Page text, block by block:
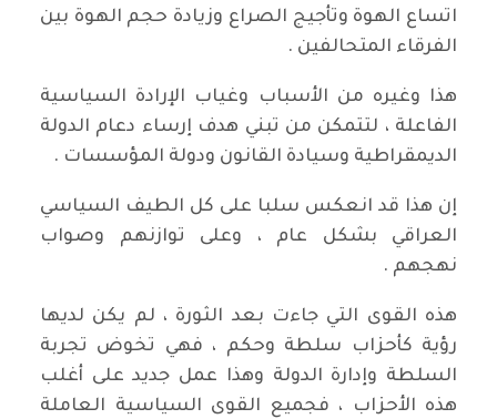
اتساع الهوة وتأجيج الصراع وزيادة حجم الهوة بين
الفرقاء المتحالفين .
هذا وغيره من الأسباب وغياب الإرادة السياسية
الفاعلة ، لتتمكن من تبني هدف إرساء دعام الدولة
الديمقراطية وسيادة القانون ودولة المؤسسات .
إن هذا قد انعكس سلبا على كل الطيف السياسي
العراقي بشكل عام ، وعلى توازنهم وصواب
نهجهم .
هذه القوى التي جاءت بعد الثورة ، لم يكن لديها
رؤية كأحزاب سلطة وحكم ، فهي تخوض تجربة
السلطة وإدارة الدولة وهذا عمل جديد على أغلب
هذه الأحزاب ، فجميع القوى السياسية العاملة